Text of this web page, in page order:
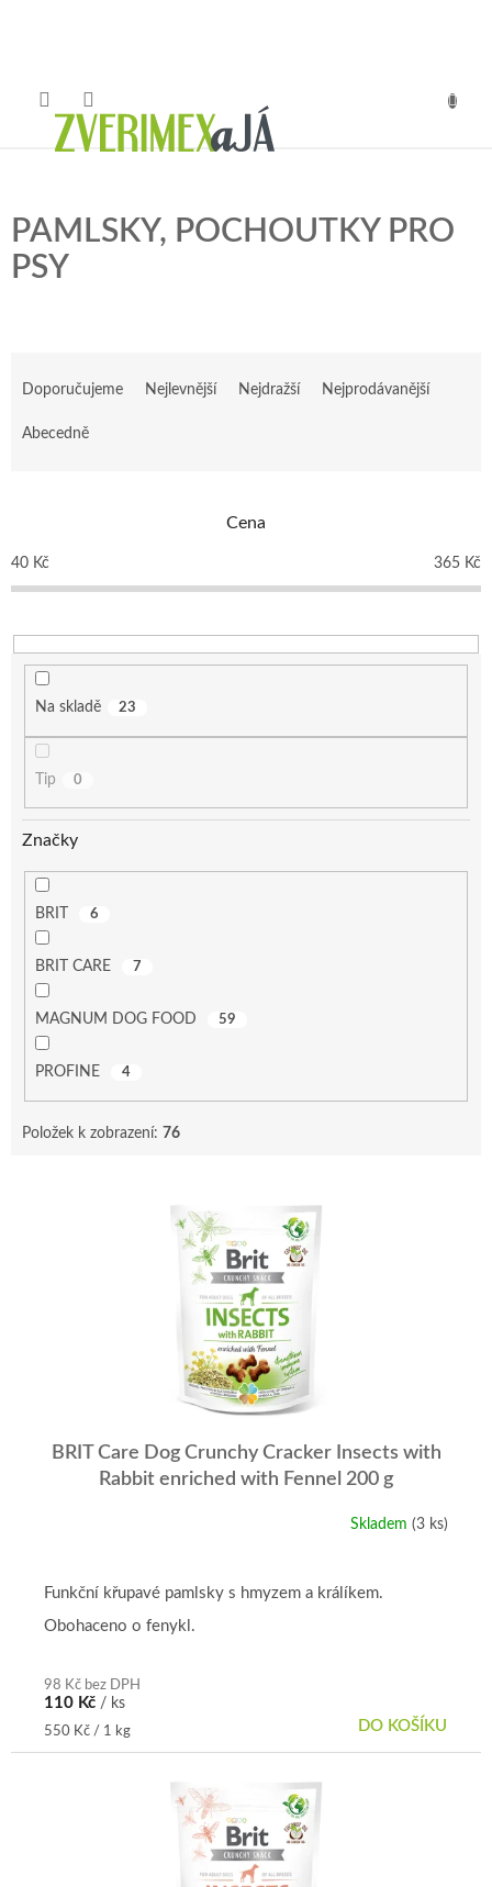
PAMLSKY, POCHOUTKY PRO
PSY
o
d
k
t
Doporučujeme Nejlevnější Nejdražší Nejprodávanější
Abecedně
Cena
40 Kč 365 Kč
Na skladě 23
Tip 0
Značky
BRIT 6
BRIT CARE 7
MAGNUM DOG FOOD 59
PROFINE 4
Položek k zobrazení: 76
BRIT Care Dog Crunchy Cracker Insects with
Rabbit enriched with Fennel 200 g
Skladem (3 ks)
98 Kč bez DPH
110 Kč / ks
Měrná
cena:
550 Kč / 1 kg DO KOŠÍKU
Funkční křupavé pamlsky s hmyzem a králíkem.
Obohaceno o fenykl.